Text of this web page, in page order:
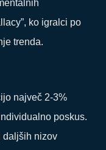
ko igralci po
trenda.
največ 2-3%
poskus.
daljših nizov